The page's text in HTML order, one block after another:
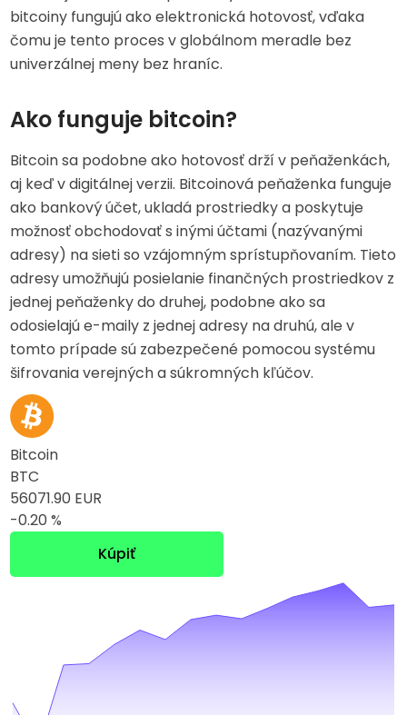
bitcoiny fungujú ako elektronická hotovosť, vďaka
čomu je tento proces v globálnom meradle bez
univerzálnej meny bez hraníc.
Ako funguje bitcoin?
Bitcoin sa podobne ako hotovosť drží v peňaženkách,
aj keď v digitálnej verzii. Bitcoinová peňaženka funguje
ako bankový účet, ukladá prostriedky a poskytuje
možnosť obchodovať s inými účtami (nazývanými
adresy) na sieti so vzájomným sprístupňovaním. Tieto
adresy umožňujú posielanie finančných prostriedkov z
jednej peňaženky do druhej, podobne ako sa
odosielajú e-maily z jednej adresy na druhú, ale v
tomto prípade sú zabezpečené pomocou systému
šifrovania verejných a súkromných kľúčov.
Bitcoin
BTC
56071.90 EUR
-0.20 %
Kúpiť